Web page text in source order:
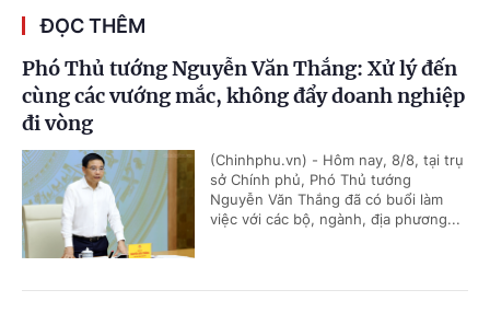
ĐỌC THÊM
Phó Thủ tướng Nguyễn Văn Thắng: Xử lý đến
cùng các vướng mắc, không đẩy doanh nghiệp
đi vòng
(Chinhphu.vn) - Hôm nay, 8/8, tại trụ
sở Chính phủ, Phó Thủ tướng
Nguyễn Văn Thắng đã có buổi làm
việc với các bộ, ngành, địa phương...